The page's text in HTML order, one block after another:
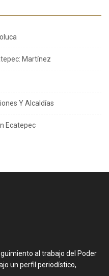
Martínez
Y Alcaldías
Ecatepec
al trabajo del Poder
un perfil periodístico,